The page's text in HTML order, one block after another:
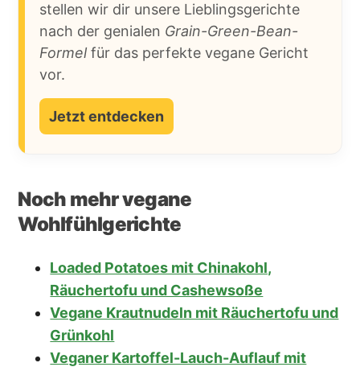
stellen wir dir unsere Lieblingsgerichte
nach der genialen Grain-Green-Bean-
Formel für das perfekte vegane Gericht
vor.
Jetzt entdecken
Noch mehr vegane
Wohlfühlgerichte
Loaded Potatoes mit Chinakohl,
Räuchertofu und Cashewsoße
Vegane Krautnudeln mit Räuchertofu und
Grünkohl
Veganer Kartoffel-Lauch-Auflauf mit